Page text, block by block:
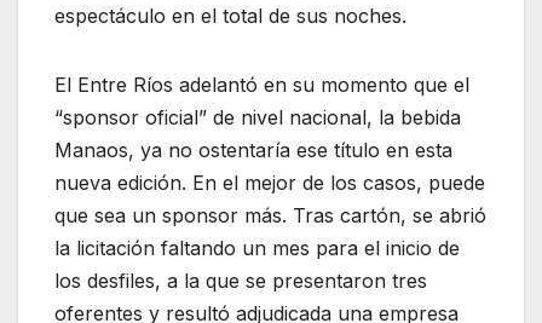
espectáculo en el total de sus noches.
El Entre Ríos adelantó en su momento que el
“sponsor oficial” de nivel nacional, la bebida
Manaos, ya no ostentaría ese título en esta
nueva edición. En el mejor de los casos, puede
que sea un sponsor más. Tras cartón, se abrió
la licitación faltando un mes para el inicio de
los desfiles, a la que se presentaron tres
oferentes y resultó adjudicada una empresa